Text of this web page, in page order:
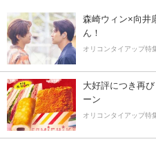
森崎ウィン×向井
ん！
オリコンタイアップ特
大好評につき再
ーン
オリコンタイアップ特